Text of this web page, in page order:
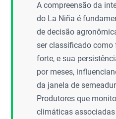
A compreensão da
do La Niña é
de decisão
ser classificado como
forte, e sua
por meses,
da janela de
Produtores que
climáticas